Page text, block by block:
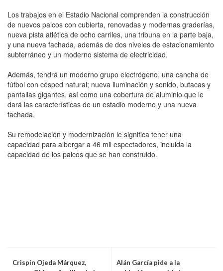
Los trabajos en el Estadio Nacional comprenden la construcción
de nuevos palcos con cubierta, renovadas y modernas graderías,
nueva pista atlética de ocho carriles, una tribuna en la parte baja,
y una nueva fachada, además de dos niveles de estacionamiento
subterráneo y un moderno sistema de electricidad.
Además, tendrá un moderno grupo electrógeno, una cancha de
fútbol con césped natural; nueva iluminación y sonido, butacas y
pantallas gigantes, así como una cobertura de aluminio que le
dará las características de un estadio moderno y una nueva
fachada.
Su remodelación y modernización le significa tener una
capacidad para albergar a 46 mil espectadores, incluida la
capacidad de los palcos que se han construido.
Crispín Ojeda Márquez,
Alán García pide a la